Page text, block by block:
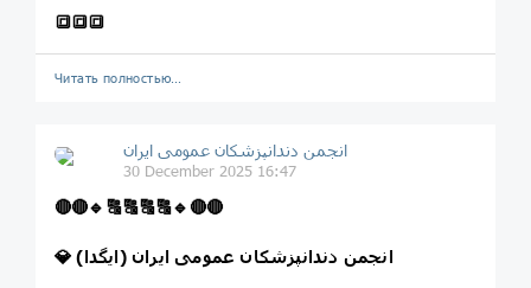
🔳🔳🔳
Читать полностью…
انجمن دندانپزشکان عمومی ایران
30 December 2025 16:47
🔴🔴🔹 🔠🔠🔠🔠🔹🔴🔴
💎 انجمن دندانپزشکان عمومی ایران (ایگدا)